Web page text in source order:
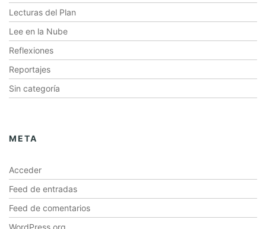
Lecturas del Plan
Lee en la Nube
Reflexiones
Reportajes
Sin categoría
META
Acceder
Feed de entradas
Feed de comentarios
WordPress.org